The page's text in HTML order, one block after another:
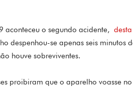
aconteceu o segundo acidente,
despenhou-se apenas seis minutos
houve sobreviventes.
proibiram que o aparelho voasse no